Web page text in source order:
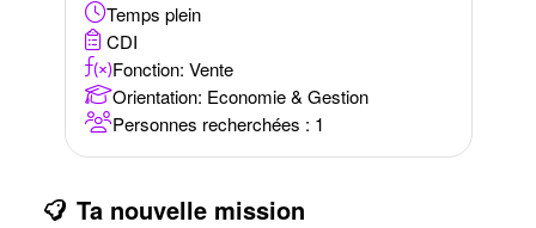
Temps plein
CDI
Fonction: Vente
Orientation: Economie & Gestion
Personnes recherchées : 1
Ta nouvelle mission